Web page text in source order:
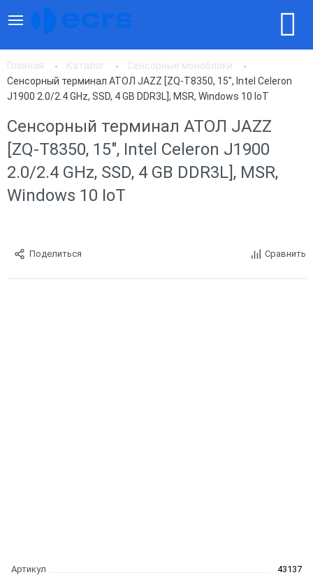
Главная Каталог
Сенсорные моноблоки
Сенсорный терминал АТОЛ JAZZ [ZQ-T8350, 15", Intel Celeron
J1900 2.0/2.4 GHz, SSD, 4 GB DDR3L], MSR, Windows 10 IoT
Сенсорный терминал АТОЛ JAZZ
[ZQ-T8350, 15", Intel Celeron J1900
2.0/2.4 GHz, SSD, 4 GB DDR3L], MSR,
Windows 10 IoT
Поделиться Сравнить
Артикул 43137